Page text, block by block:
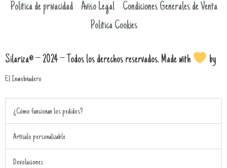
Política de privacidad Aviso Legal
Condiciones Generales de Venta
Política Cookies
Silariza® – 2024 – Todos los derechos reservados. Made with by
El Inwebnadero
¿Cómo funcionan los pedidos?
Artículo personalizable
Devoluciones